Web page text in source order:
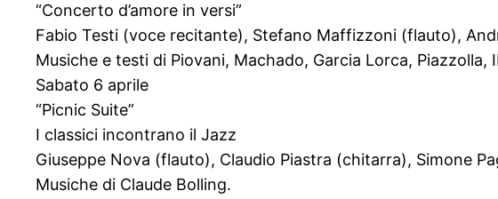
“Concerto d’amore in versi”
Fabio Testi (voce recitante), Stefano Maffizzoni (flauto),
Musiche e testi di Piovani, Machado, Garcia Lorca,
Sabato 6 aprile
“Picnic Suite”
I classici incontrano il Jazz
Giuseppe Nova (flauto), Claudio Piastra (chitarra), Simone
Musiche di Claude Bolling.